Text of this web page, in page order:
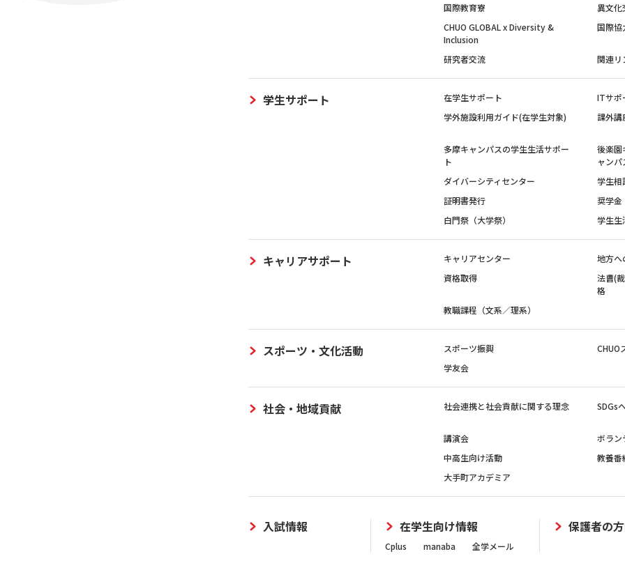
国際教育寮 異文化
CHUO GLOBAL x Diversity &
Inclusion
国際協
研究者交流 関連リ
学生サポート 在学生サポート ITサポ
学外施設利用ガイド(在学生対象)
課外講
多摩キャンパスの学生生活サポー
ト
後楽園
ャンパ
ダイバーシティセンター 学生相
証明書発行
奨学金
白門祭（大学祭）
学生生
キャリアサポート キャリアセンター 地方へ
資格取得
法曹(
格
教職課程（文系／理系）
スポーツ・文化活動 スポーツ振興 CHUO
学友会
社会・地域貢献 社会連携と社会貢献に関する理念 SDGs
講演会
ボラン
中高生向け活動
教養番
大手町アカデミア
入試情報 在学生向け情報
Cplus manaba 全学メール
保護者の